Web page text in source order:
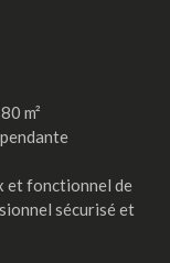
m²
et fonctionnel de
sécurisé et